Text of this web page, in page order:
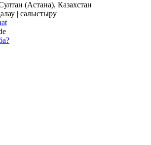
(Астана), Казахстан
| салыстыру